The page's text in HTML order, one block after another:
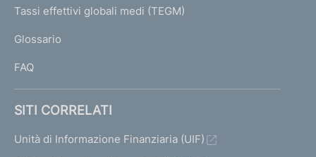
I
I
Tassi effettivi globali medi (TEGM)
Glossario
FAQ
SITI CORRELATI
Unità di Informazione Finanziaria (UIF)